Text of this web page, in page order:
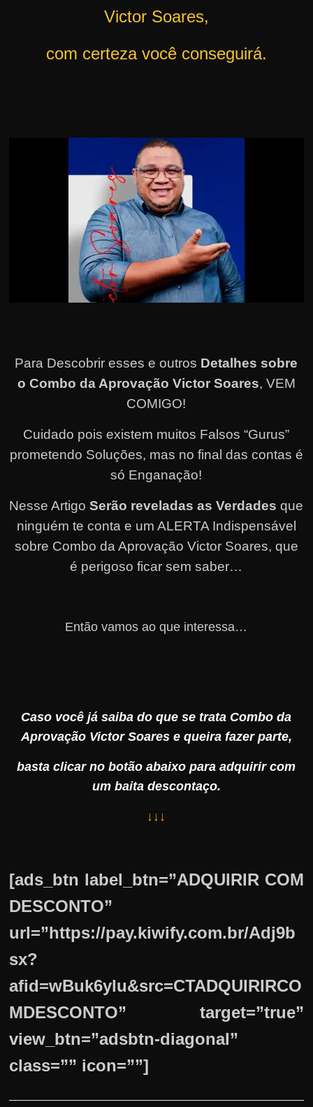
Victor Soares,
com certeza você conseguirá.
Para Descobrir esses e outros Detalhes sobre
o Combo da Aprovação Victor Soares, VEM
COMIGO!
Cuidado pois existem muitos Falsos “Gurus”
prometendo Soluções, mas no final das contas é
só Enganação!
Nesse ArtigoSerão reveladas as Verdades que
ninguém te conta e um ALERTA Indispensável
sobre Combo da Aprovação Victor Soares, que
é perigoso ficar sem saber…
Então vamos ao que interessa…
Caso você já saiba do que se trata Combo da
Aprovação Victor Soares e queira fazer parte,
basta clicar no botão abaixo para adquirir com
um baita descontaço.
↓↓↓
[ads_btn label_btn=”ADQUIRIR COM
DESCONTO”
url=”https://pay.kiwify.com.br/Adj9b
sx?
afid=wBuk6ylu&src=CTADQUIRIRCO
MDESCONTO” target=”true”
view_btn=”adsbtn-diagonal”
class=”” icon=””]